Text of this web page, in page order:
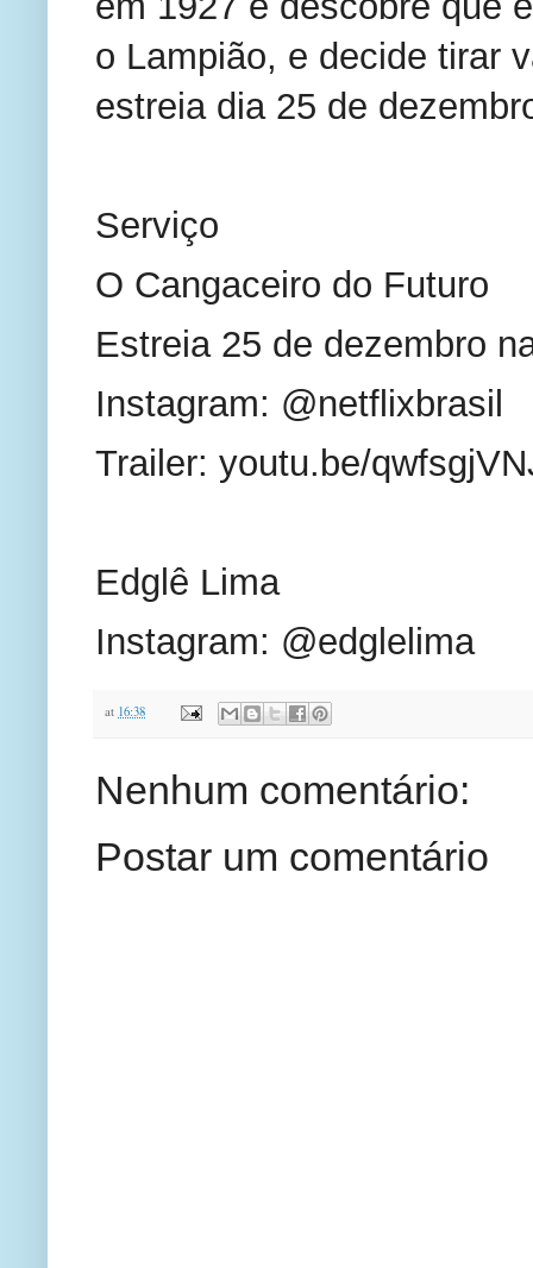
o Lampião, e decide tirar
estreia dia 25 de
Serviço
O Cangaceiro do Futuro
Estreia 25 de dezembro
Instagram: @netflixbrasil
Trailer: youtu.be/
Edglê Lima
Instagram: @edglelima
at 16:38
Nenhum comentário:
Postar um comentário